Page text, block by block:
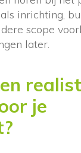
inrichting,
scope
later.
je